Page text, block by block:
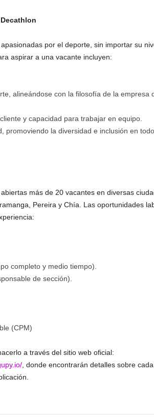
por el deporte, sin importar su
aspirar a una vacante incluyen:
alineándose con la filosofía de la empresa
y capacidad para trabajar en equipo.
promoviendo la diversidad e inclusión en
más de 20 vacantes en diversas
Pereira y Chía. Las oportunidades
completo y medio tiempo).
de sección).
(CPM)
a través del sitio web oficial:
, donde encontrarán detalles sobre cada